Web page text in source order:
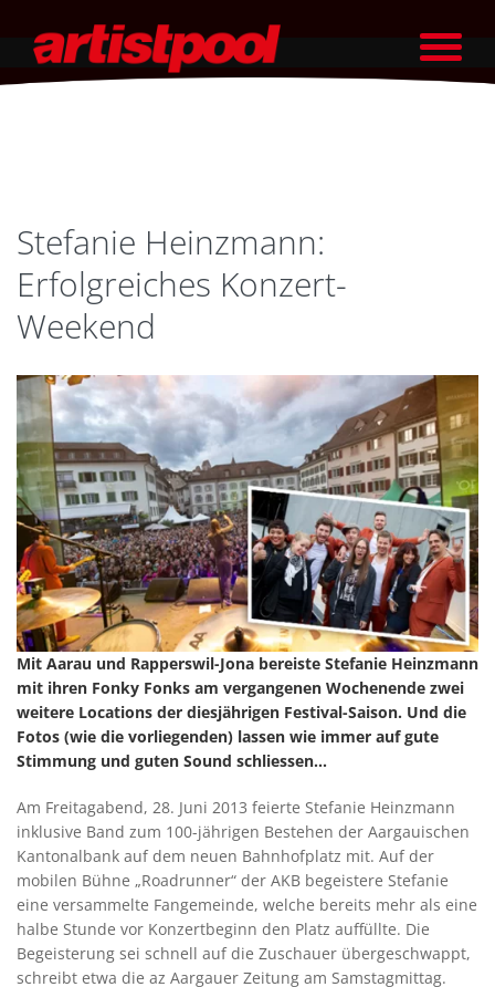
Stefanie Heinzmann:
Erfolgreiches Konzert-
Weekend
Mit Aarau und Rapperswil-Jona bereiste Stefanie Heinzmann
mit ihren Fonky Fonks am vergangenen Wochenende zwei
weitere Locations der diesjährigen Festival-Saison. Und die
Fotos (wie die vorliegenden) lassen wie immer auf gute
Stimmung und guten Sound schliessen...
Am Freitagabend, 28. Juni 2013 feierte Stefanie Heinzmann
inklusive Band zum 100-jährigen Bestehen der Aargauischen
Kantonalbank auf dem neuen Bahnhofplatz mit. Auf der
mobilen Bühne „Roadrunner“ der AKB begeistere Stefanie
eine versammelte Fangemeinde, welche bereits mehr als eine
halbe Stunde vor Konzertbeginn den Platz auffüllte. Die
Begeisterung sei schnell auf die Zuschauer übergeschwappt,
schreibt etwa die az Aargauer Zeitung am Samstagmittag.